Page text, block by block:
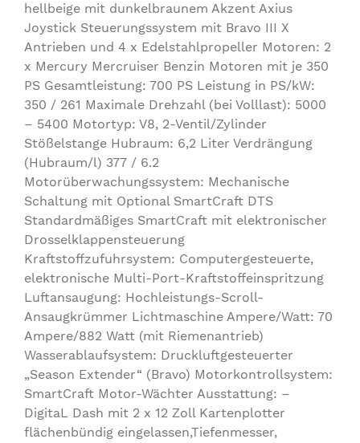
hellbeige mit dunkelbraunem Akzent Axius
Joystick Steuerungssystem mit Bravo III X
Antrieben und 4 x Edelstahlpropeller Motoren: 2
x Mercury Mercruiser Benzin Motoren mit je 350
PS Gesamtleistung: 700 PS Leistung in PS/kW:
350 / 261 Maximale Drehzahl (bei Volllast): 5000
– 5400 Motortyp: V8, 2-Ventil/Zylinder
Stößelstange Hubraum: 6,2 Liter Verdrängung
(Hubraum/l) 377 / 6.2
Motorüberwachungssystem: Mechanische
Schaltung mit Optional SmartCraft DTS
Standardmäßiges SmartCraft mit elektronischer
Drosselklappensteuerung
Kraftstoffzufuhrsystem: Computergesteuerte,
elektronische Multi-Port-Kraftstoffeinspritzung
Luftansaugung: Hochleistungs-Scroll-
Ansaugkrümmer Lichtmaschine Ampere/Watt: 70
Ampere/882 Watt (mit Riemenantrieb)
Wasserablaufsystem: Druckluftgesteuerter
„Season Extender“ (Bravo) Motorkontrollsystem:
SmartCraft Motor-Wächter Ausstattung: –
DigitaL Dash mit 2 x 12 Zoll Kartenplotter
flächenbündig eingelassen,Tiefenmesser,